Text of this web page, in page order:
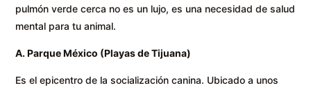
pulmón verde cerca no es un lujo, es una necesidad de salud
mental para tu animal.
A. Parque México (Playas de Tijuana)
Es el epicentro de la socialización canina. Ubicado a unos